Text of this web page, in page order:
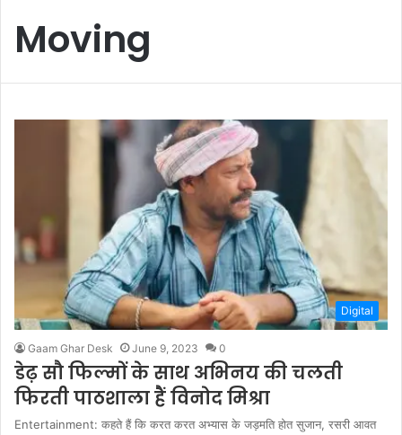
Moving
Digital
Gaam Ghar Desk June 9, 2023 0
डेढ़ सौ फिल्मों के साथ अभिनय की चलती
फिरती पाठशाला हैं विनोद मिश्रा
Entertainment: कहते हैं कि करत करत अभ्यास के जड़मति होत सुजान, रसरी आवत